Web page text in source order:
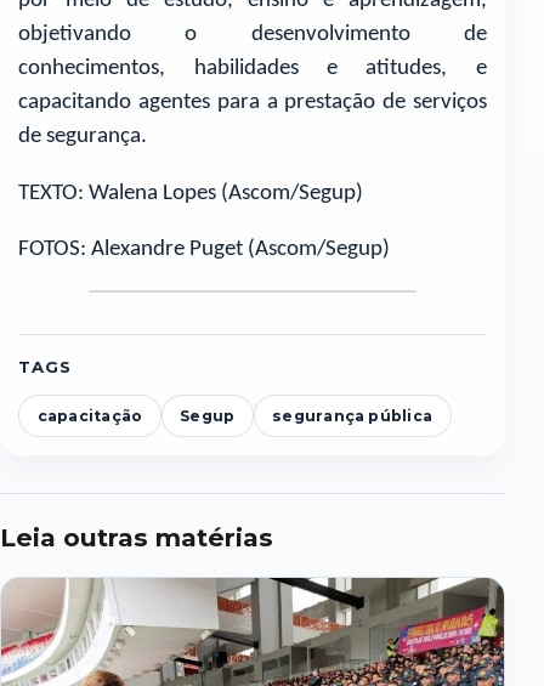
objetivando o desenvolvimento de
conhecimentos, habilidades e atitudes, e
capacitando agentes para a prestação de serviços
de segurança.
TEXTO: Walena Lopes (Ascom/Segup)
FOTOS: Alexandre Puget (Ascom/Segup)
TAGS
capacitação Segup segurança pública
Leia outras matérias